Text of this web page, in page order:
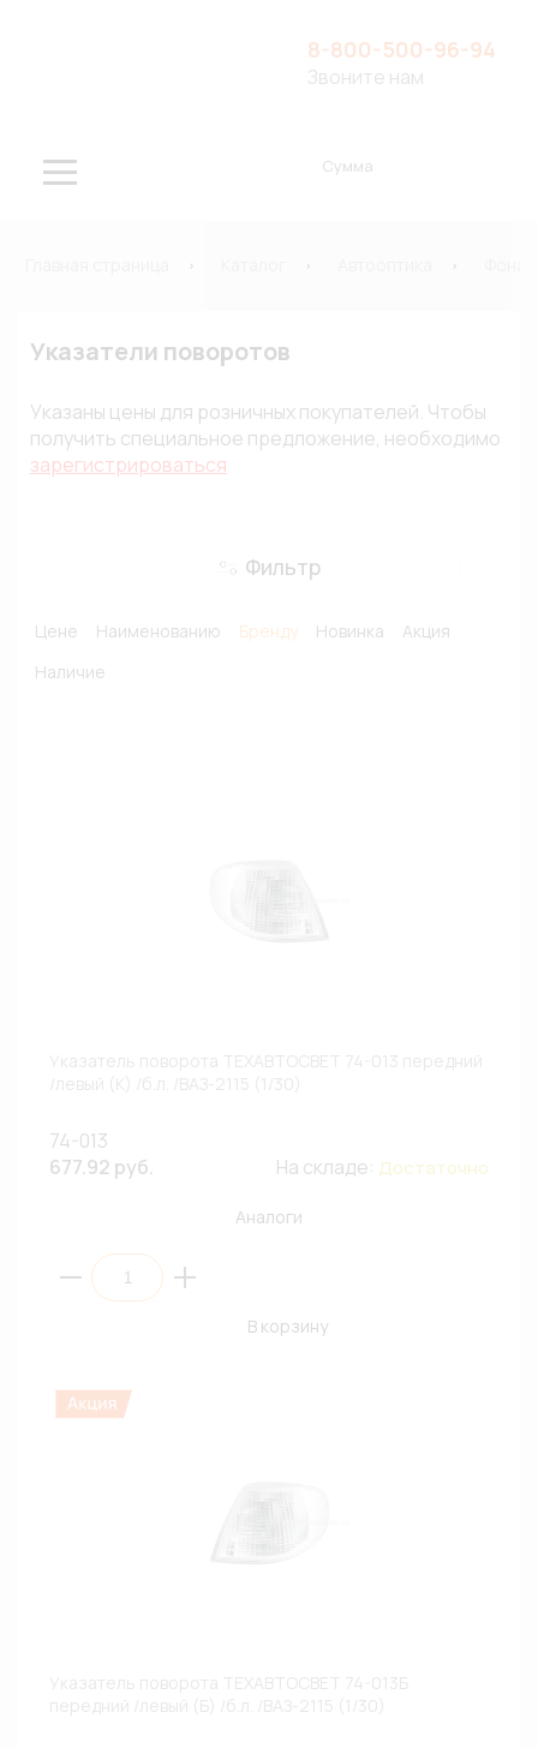
8-800-500-96-94
Звоните нам
Сумма
Указатели поворотов
Указаны цены для розничных покупателей. Чтобы
получить специальное предложение, необходимо
зарегистрироваться
Фильтр
Цене Наименованию Бренду Новинка
Акция
Наличие
74-013
677.92 руб.
На складе: Достаточно
Аналоги
В корзину